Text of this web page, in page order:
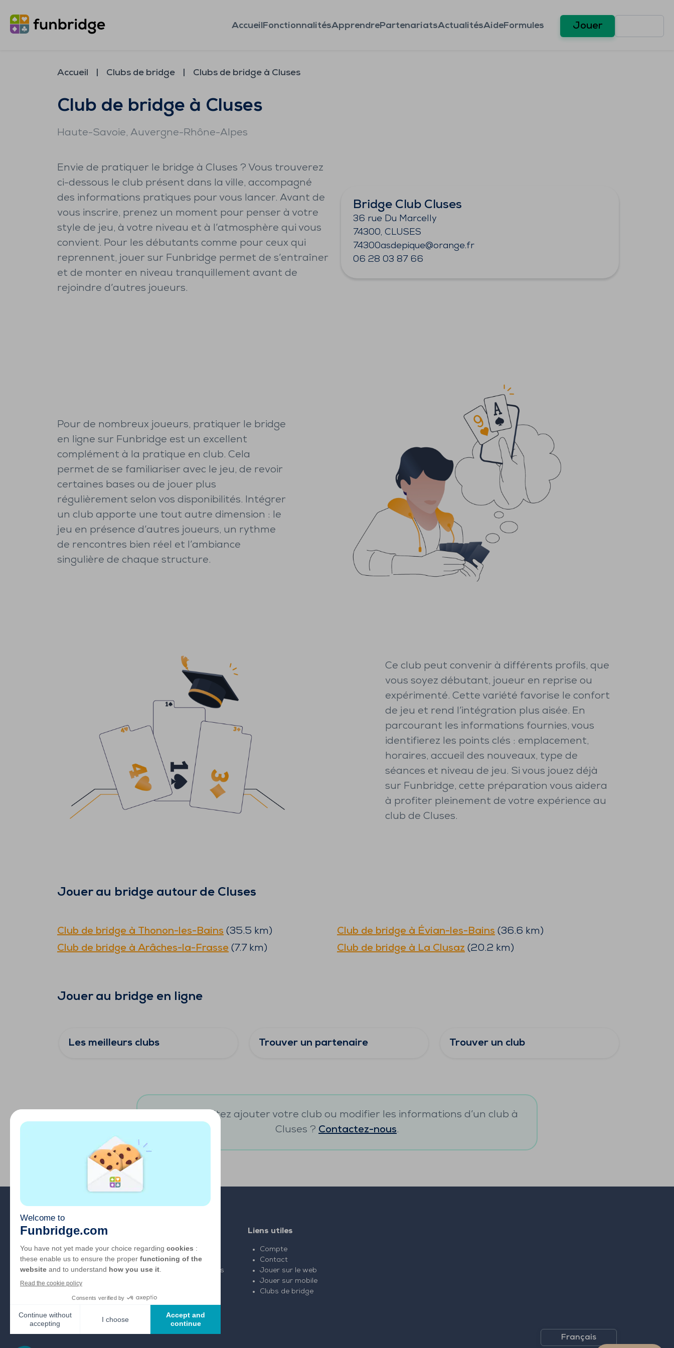
AccueilFonctionnalitésApprendrePartenariatsActualitésAideFormules Jouer
Accueil Clubs de bridge Clubs de bridge à Cluses
Club de bridge à Cluses
Haute-Savoie, Auvergne-Rhône-Alpes
Envie de pratiquer le bridge à Cluses ? Vous trouverez
ci-dessous le club présent dans la ville, accompagné
des informations pratiques pour vous lancer. Avant de
vous inscrire, prenez un moment pour penser à votre
style de jeu, à votre niveau et à l’atmosphère qui vous
convient. Pour les débutants comme pour ceux qui
reprennent, jouer sur Funbridge permet de s’entraîner
et de monter en niveau tranquillement avant de
rejoindre d’autres joueurs.
Bridge Club Cluses
36 rue Du Marcelly
74300, CLUSES
74300asdepique@orange.fr
06 28 03 87 66
Pour de nombreux joueurs, pratiquer le bridge
en ligne sur Funbridge est un excellent
complément à la pratique en club. Cela
permet de se familiariser avec le jeu, de revoir
certaines bases ou de jouer plus
régulièrement selon vos disponibilités. Intégrer
un club apporte une tout autre dimension : le
jeu en présence d’autres joueurs, un rythme
de rencontres bien réel et l’ambiance
singulière de chaque structure.
Ce club peut convenir à différents profils, que
vous soyez débutant, joueur en reprise ou
expérimenté. Cette variété favorise le confort
de jeu et rend l’intégration plus aisée. En
parcourant les informations fournies, vous
identifierez les points clés : emplacement,
horaires, accueil des nouveaux, type de
séances et niveau de jeu. Si vous jouez déjà
sur Funbridge, cette préparation vous aidera
à profiter pleinement de votre expérience au
club de Cluses.
Jouer au bridge autour de Cluses
Club de bridge à Thonon-les-Bains (35.5 km) Club de bridge à Évian-les-Bains (36.6 km)
Club de bridge à Arâches-la-Frasse (7.7 km) Club de bridge à La Clusaz (20.2 km)
Jouer au bridge en ligne
Les meilleurs clubs Trouver un partenaire Trouver un club
Vous souhaitez ajouter votre club ou modifier les informations d’un club à
Cluses ? Contactez-nous.
FAQ
Emploi
Liens partenaires
Liens utiles
Compte
Contact
Jouer sur le web
Jouer sur mobile
Clubs de bridge
Français